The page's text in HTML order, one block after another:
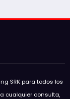
SRK para todos los
cualquier consulta,